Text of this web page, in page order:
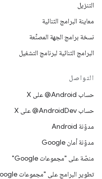
التنزيل
معاينة البرامج الثنائية
نسخة برامج الجهة المصنِّعة
البرامج الثنائية لبرنامج التشغيل
التواصل
حساب ‎@Android على X
حساب ‎@AndroidDev على X
مدوّنة Android
مدوّنة أمان Google
منصّة على "مجموعات Google"
تطوير البرامج على "مجموعات Google"